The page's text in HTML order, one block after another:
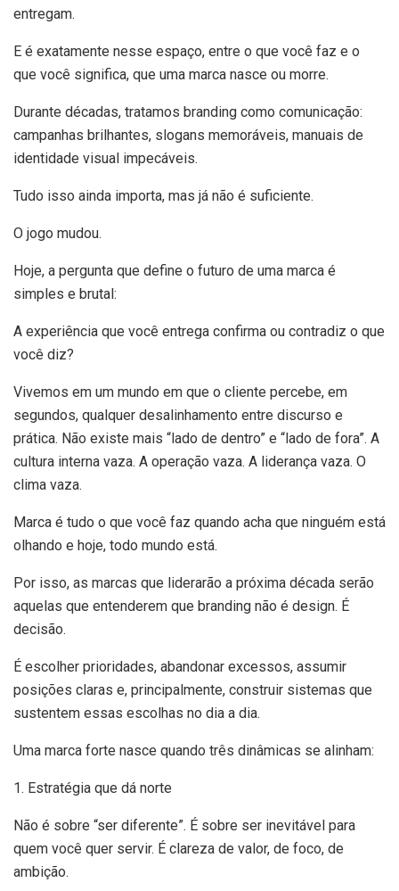
entregam.
E é exatamente nesse espaço, entre o que você faz e o
que você significa, que uma marca nasce ou morre.
Durante décadas, tratamos branding como comunicação:
campanhas brilhantes, slogans memoráveis, manuais de
identidade visual impecáveis.
Tudo isso ainda importa, mas já não é suficiente.
O jogo mudou.
Hoje, a pergunta que define o futuro de uma marca é
simples e brutal:
A experiência que você entrega confirma ou contradiz o que
você diz?
Vivemos em um mundo em que o cliente percebe, em
segundos, qualquer desalinhamento entre discurso e
prática. Não existe mais “lado de dentro” e “lado de fora”. A
cultura interna vaza. A operação vaza. A liderança vaza. O
clima vaza.
Marca é tudo o que você faz quando acha que ninguém está
olhando e hoje, todo mundo está.
Por isso, as marcas que liderarão a próxima década serão
aquelas que entenderem que branding não é design. É
decisão.
É escolher prioridades, abandonar excessos, assumir
posições claras e, principalmente, construir sistemas que
sustentem essas escolhas no dia a dia.
Uma marca forte nasce quando três dinâmicas se alinham:
1. Estratégia que dá norte
Não é sobre “ser diferente”. É sobre ser inevitável para
quem você quer servir. É clareza de valor, de foco, de
ambição.